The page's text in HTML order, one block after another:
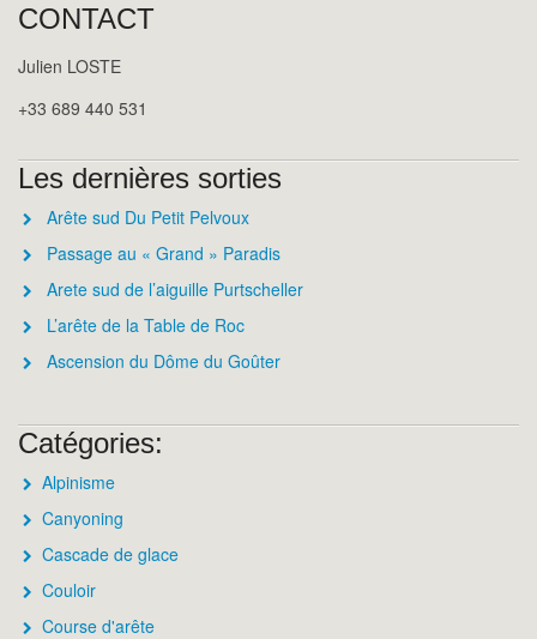
CONTACT
Julien LOSTE
+33 689 440 531
Les dernières sorties
Arête sud Du Petit Pelvoux
Passage au « Grand » Paradis
Arete sud de l’aiguille Purtscheller
L’arête de la Table de Roc
Ascension du Dôme du Goûter
Catégories:
Alpinisme
Canyoning
Cascade de glace
Couloir
Course d'arête